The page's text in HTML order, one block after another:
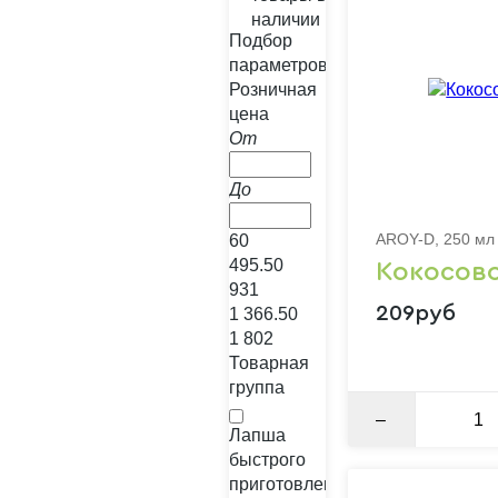
наличии
Подбор
параметров
Розничная
цена
От
До
60
495.50
931
1 366.50
1 802
Товарная
группа
Лапша
быстрого
приготовления
AROY-D, 250 мл
209руб
–